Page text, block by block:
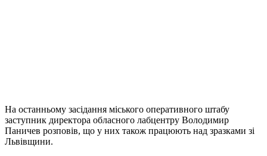
На останньому засідання міського оперативного штабу
заступник директора обласного лабцентру Володимир
Паничев розповів, що у них також працюють над зразками зі
Львівщини.